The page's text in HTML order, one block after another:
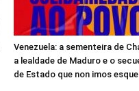
Venezuela: a sementeira de
a lealdade de Maduro e o
de Estado que non imos